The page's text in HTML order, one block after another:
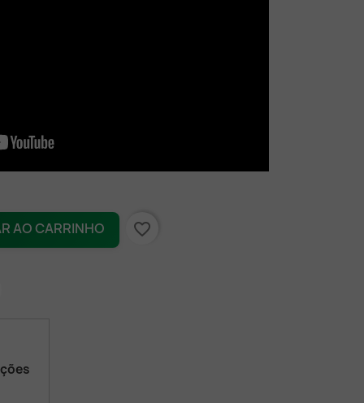
AO CARRINHO favorite_border